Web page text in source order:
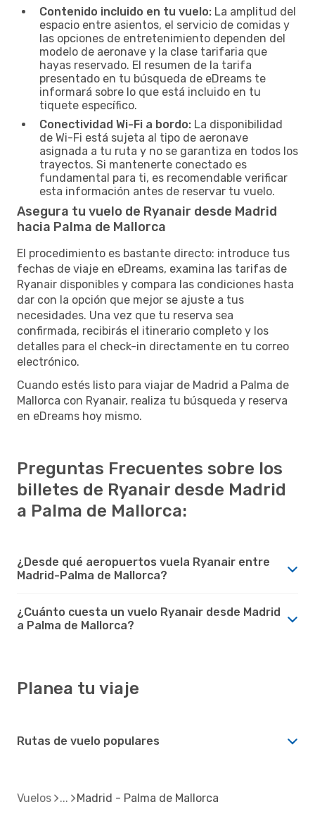
Contenido incluido en tu vuelo: La amplitud del
espacio entre asientos, el servicio de comidas y
las opciones de entretenimiento dependen del
modelo de aeronave y la clase tarifaria que
hayas reservado. El resumen de la tarifa
presentado en tu búsqueda de eDreams te
informará sobre lo que está incluido en tu
tiquete específico.
Conectividad Wi-Fi a bordo: La disponibilidad
de Wi-Fi está sujeta al tipo de aeronave
asignada a tu ruta y no se garantiza en todos los
trayectos. Si mantenerte conectado es
fundamental para ti, es recomendable verificar
esta información antes de reservar tu vuelo.
Asegura tu vuelo de Ryanair desde Madrid
hacia Palma de Mallorca
El procedimiento es bastante directo: introduce tus
fechas de viaje en eDreams, examina las tarifas de
Ryanair disponibles y compara las condiciones hasta
dar con la opción que mejor se ajuste a tus
necesidades. Una vez que tu reserva sea
confirmada, recibirás el itinerario completo y los
detalles para el check-in directamente en tu correo
electrónico.
Cuando estés listo para viajar de Madrid a Palma de
Mallorca con Ryanair, realiza tu búsqueda y reserva
en eDreams hoy mismo.
Preguntas Frecuentes sobre los
billetes de Ryanair desde Madrid
a Palma de Mallorca:
¿Desde qué aeropuertos vuela Ryanair entre
Madrid-Palma de Mallorca?
¿Cuánto cuesta un vuelo Ryanair desde Madrid
a Palma de Mallorca?
Planea tu viaje
Rutas de vuelo populares
Vuelos Madrid - Palma de Mallorca